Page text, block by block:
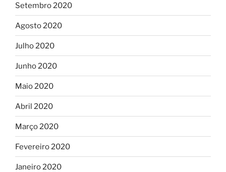
Setembro 2020
Agosto 2020
Julho 2020
Junho 2020
Maio 2020
Abril 2020
Março 2020
Fevereiro 2020
Janeiro 2020